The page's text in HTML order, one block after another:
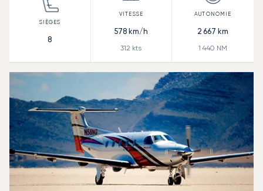
8
578km/h
312 kts
2 667 km
1 440 NM